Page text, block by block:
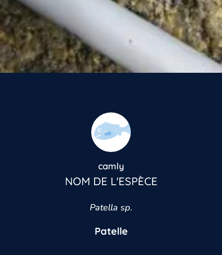
camly
NOM DE L'ESPÈCE
Patella sp.
Patelle